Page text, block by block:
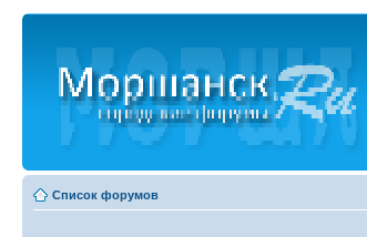
Список форумов